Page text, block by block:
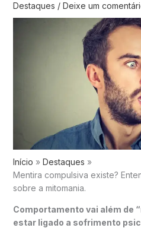
Destaques / Deixe um
Início
Destaques
Mentira compulsiva existe?
sobre a mitomania.
Comportamento vai além de
estar ligado a sofrimento